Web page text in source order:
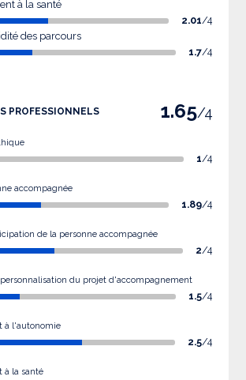
à la santé
2.01/4
des parcours
1.7/4
PROFESSIONNELS 1.65/4
1/4
accompagnée
1.89/4
de la personne accompagnée
2/4
du projet d'accompagnement
1.5/4
à l'autonomie
2.5/4
à la santé